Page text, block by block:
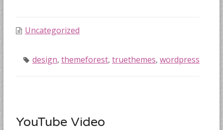
Uncategorized
design, themeforest, truethemes, wordpress
YouTube Video